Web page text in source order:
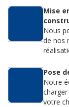
Mise
Nous
de nos
Pose
Notre
votre